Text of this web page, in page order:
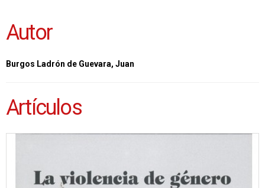
Autor
Burgos Ladrón de Guevara, Juan
Artículos